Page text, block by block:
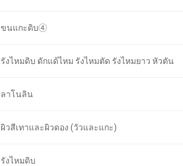
ขนแกะดิบ④
รังไหมดิบ ดักแด้ไหม รังไหมตัด รังไหมยาว หัวตัน
ลาโนลิน
ผิวสีเทาและผิวดอง (วัวและแกะ)
รังไหมดิบ